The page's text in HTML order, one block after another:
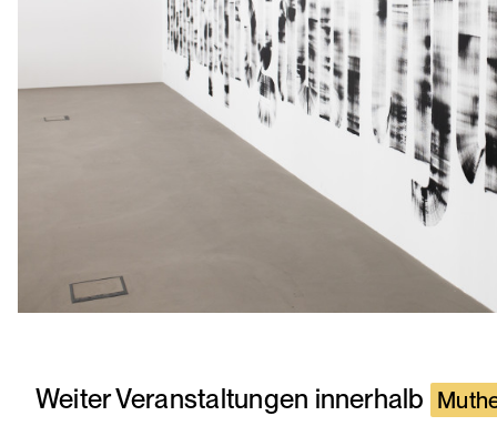
Weiter Veranstaltungen innerhalb